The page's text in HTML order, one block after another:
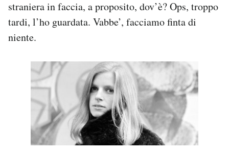
straniera in faccia, a proposito, dov’è? Ops, troppo
tardi, l’ho guardata. Vabbe’, facciamo finta di
niente.